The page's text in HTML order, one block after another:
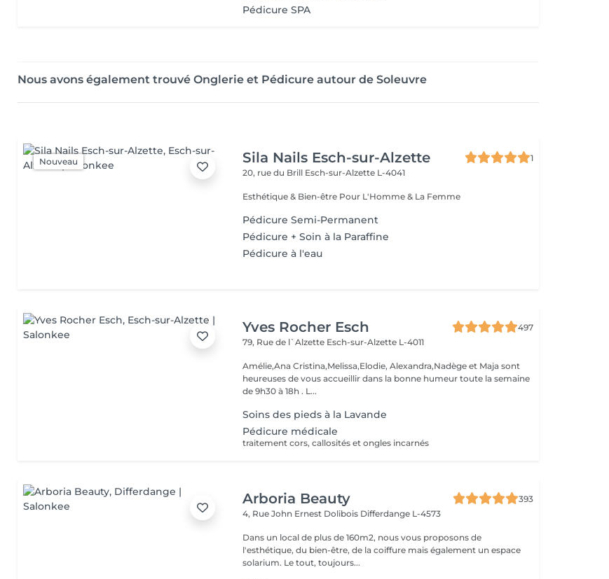
Pédicure SPA
Nous avons également trouvé Onglerie et Pédicure autour de Soleuvre
Nouveau Sila Nails Esch-sur-Alzette
1
20, rue du Brill Esch-sur-Alzette L-4041
Esthétique & Bien-être Pour L'Homme & La Femme
Pédicure Semi-Permanent
Pédicure + Soin à la Paraffine
Pédicure à l'eau
Yves Rocher Esch
497
79, Rue de l`Alzette Esch-sur-Alzette L-4011
Amélie,Ana Cristina,Melissa,Elodie, Alexandra,Nadège et Maja sont
heureuses de vous accueillir dans la bonne humeur toute la semaine
de 9h30 à 18h . L...
Soins des pieds à la Lavande
Pédicure médicale
traitement cors, callosités et ongles incarnés
Arboria Beauty
393
4, Rue John Ernest Dolibois Differdange L-4573
Dans un local de plus de 160m2, nous vous proposons de
l'esthétique, du bien-être, de la coiffure mais également un espace
solarium. Le tout, toujours...